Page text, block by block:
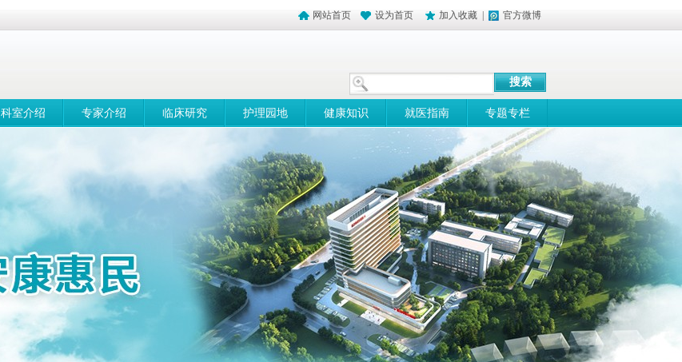
网站首页 设为首页 加入收藏 官方微博
科室介绍 专家介绍 临床研究 护理园地 健康知识 就医指南 专题专栏